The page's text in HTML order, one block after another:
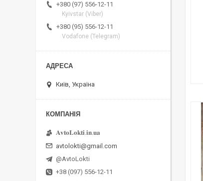
+380 (97) 556-12-11
Kyivstar (Viber)
+380 (95) 556-12-11
Vodafone (Telegram)
Київ, Україна
𝐀𝐯𝐭𝐨𝐋𝐨𝐤𝐭𝐢.𝐢𝐧.𝐮𝐚
avtolokti@gmail.com
@AvtoLokti
+38 (097) 556-12-11